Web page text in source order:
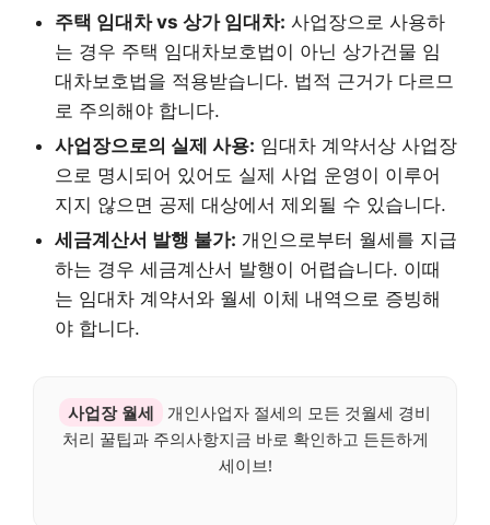
주택 임대차 vs 상가 임대차: 사업장으로 사용하
는 경우 주택 임대차보호법이 아닌 상가건물 임
대차보호법을 적용받습니다. 법적 근거가 다르므
로 주의해야 합니다.
사업장으로의 실제 사용: 임대차 계약서상 사업장
으로 명시되어 있어도 실제 사업 운영이 이루어
지지 않으면 공제 대상에서 제외될 수 있습니다.
세금계산서 발행 불가: 개인으로부터 월세를 지급
하는 경우 세금계산서 발행이 어렵습니다. 이때
는 임대차 계약서와 월세 이체 내역으로 증빙해
야 합니다.
사업장 월세
개인사업자 절세의 모든 것월세 경비
처리 꿀팁과 주의사항지금 바로 확인하고 든든하게
세이브!